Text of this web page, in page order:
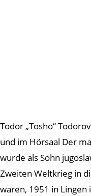
Todor „Tosho“
und im Hörsaal Der
wurde als Sohn
Zweiten Weltkrieg in
waren, 1951 in Lingen